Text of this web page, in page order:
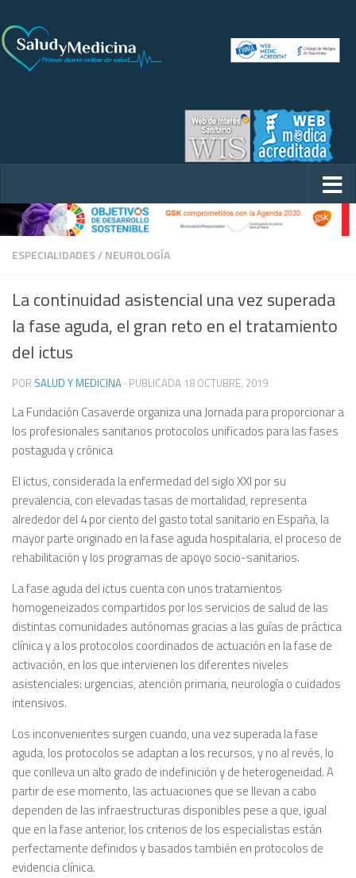
ESPECIALIDADES/NEUROLOGÍA
La continuidad asistencial una vez superada
la fase aguda, el gran reto en el tratamiento
del ictus
POR SALUD Y MEDICINA · PUBLICADA 18 OCTUBRE, 2019
La Fundación Casaverde organiza una Jornada para proporcionar a
los profesionales sanitarios protocolos unificados para las fases
postaguda y crónica
El ictus, considerada la enfermedad del siglo XXI por su
prevalencia, con elevadas tasas de mortalidad, representa
alrededor del 4 por ciento del gasto total sanitario en España, la
mayor parte originado en la fase aguda hospitalaria, el proceso de
rehabilitación y los programas de apoyo socio-sanitarios.
La fase aguda del ictus cuenta con unos tratamientos
homogeneizados compartidos por los servicios de salud de las
distintas comunidades autónomas gracias a las guías de práctica
clínica y a los protocolos coordinados de actuación en la fase de
activación, en los que intervienen los diferentes niveles
asistenciales: urgencias, atención primaria, neurología o cuidados
intensivos.
Los inconvenientes surgen cuando, una vez superada la fase
aguda, los protocolos se adaptan a los recursos, y no al revés, lo
que conlleva un alto grado de indefinición y de heterogeneidad. A
partir de ese momento, las actuaciones que se llevan a cabo
dependen de las infraestructuras disponibles pese a que, igual
que en la fase anterior, los criterios de los especialistas están
perfectamente definidos y basados también en protocolos de
evidencia clínica.